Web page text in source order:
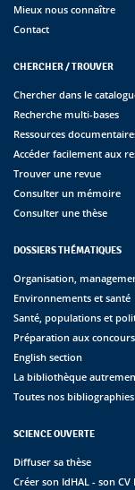
Mieux nous connaître
Contact
CHERCHER / TROUVER
Chercher dans le
Recherche multi-bases
Ressources
Accéder facilement aux
Trouver une revue
Consulter un mémoire
Consulter une thèse
DOSSIERS THÉMATIQUES
Organisation,
Environnements et santé
Santé, populations et
Préparation aux concours
English section
La bibliothèque
Toutes nos bibliographies
SCIENCE OUVERTE
Diffuser sa thèse
Créer son IdHAL - son CV